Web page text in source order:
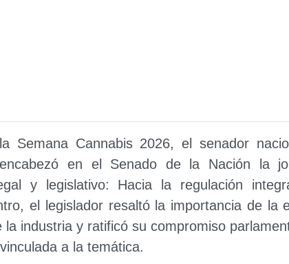
Semana Cannabis 2026, el senador
en el Senado de la Nación la
y legislativo: Hacia la regulación
el legislador resaltó la importancia de la
la industria y ratificó su compromiso
a la temática.